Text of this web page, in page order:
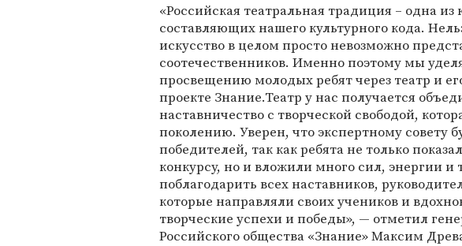
«Российская театральная традиция – одна
составляющих нашего культурного кода.
искусство в целом просто невозможно
соотечественников. Именно поэтому мы
просвещению молодых ребят через театр и
проекте Знание.Театр у нас получается
наставничество с творческой свободой,
поколению. Уверен, что экспертному совету
победителей, так как ребята не только
конкурсу, но и вложили много сил, энергии и
поблагодарить всех наставников,
которые направляли своих учеников и
творческие успехи и победы», — отметил
Российского общества «Знание» Максим